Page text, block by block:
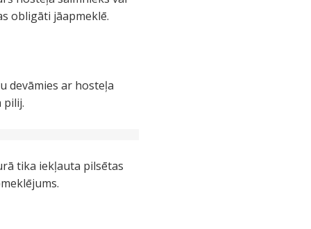
obligāti jāapmeklē.
devāmies ar hosteļa
pilij.
tika iekļauta pilsētas